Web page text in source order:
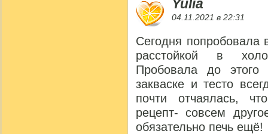
Yulia
04.11.2021 в 22:31
Сегодня попробовала
расстойкой в
Пробовала до
закваске и тесто
почти отчаялась,
рецепт- совсем
обязательно печь ещё!